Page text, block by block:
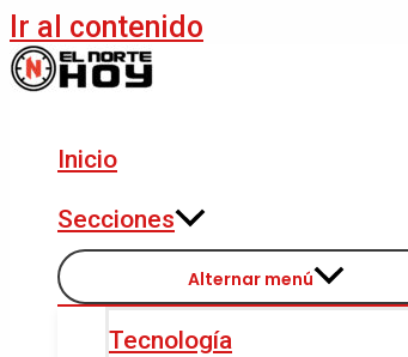
Ir al contenido
Inicio
Secciones
Alternar menú
Tecnología